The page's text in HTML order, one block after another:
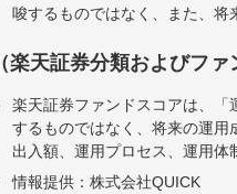
唆するものではなく、また、
（楽天証券分類およびフ
楽天証券ファンドスコアは、
するものではなく、将来の運
出入額、運用プロセス、運用
情報提供：株式会社QUICK